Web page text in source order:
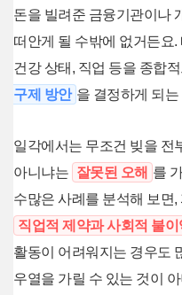
돈을 빌려준 금융기관이나
떠안게 될 수밖에 없거든요
건강 상태, 직업 등을 종합
구제 방안 을 결정하게 되
일각에서는 무조건 빚을 전
아니냐는 잘못된 오해 를
수많은 사례를 분석해 보면
직업적 제약과 사회적 불이
활동이 어려워지는 경우도
우열을 가릴 수 있는 것이